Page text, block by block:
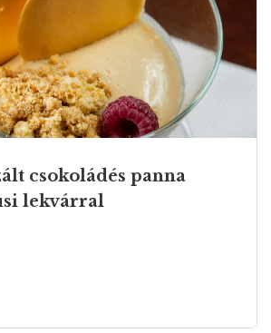
csokoládés panna
lekvárral